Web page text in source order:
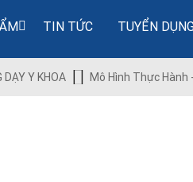
TIN TỨC TUYỂN
DẠY Y KHOA Mô Hình Thực Hành